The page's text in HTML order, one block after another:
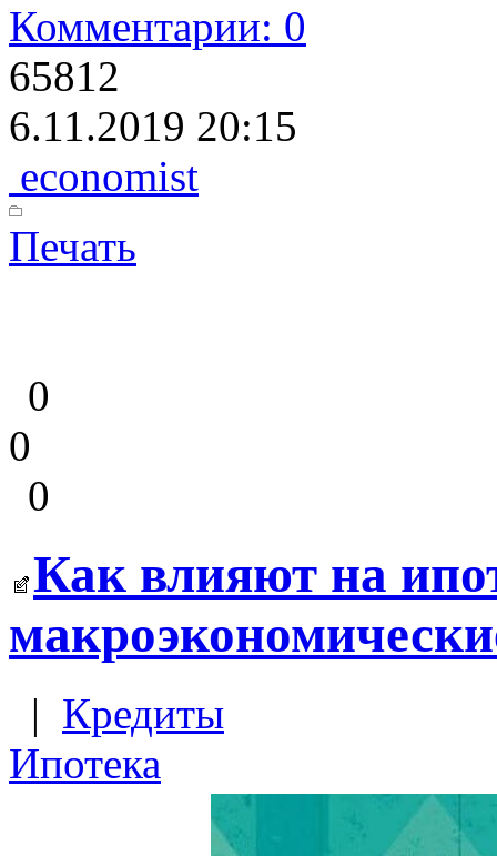
Комментарии: 0
65812
6.11.2019 20:15
economist
Печать
0
0
0
Как влияют на
| Кредиты
Ипотека